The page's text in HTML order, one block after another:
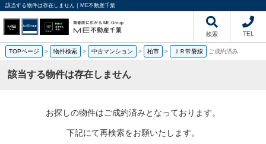
該当する物件は存在しません｜ME不動産千葉
検索 TEL
TOPページ > 物件検索 > 中古マンション > 柏市 > ＪＲ常磐線 ご成約済み
該当する物件は存在しません
お探しの物件はご成約済みとなっております。
下記にて再検索をお願いたします。